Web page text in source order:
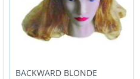
BACKWARD BLONDE